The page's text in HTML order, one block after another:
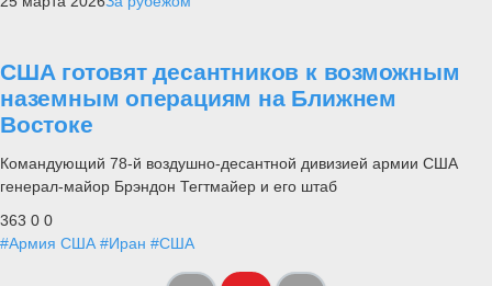
США готовят десантников к возможным
наземным операциям на Ближнем
Востоке
Командующий 78-й воздушно-десантной дивизией армии США
генерал-майор Брэндон Тегтмайер и его штаб
363 0 0
#Армия США #Иран #США